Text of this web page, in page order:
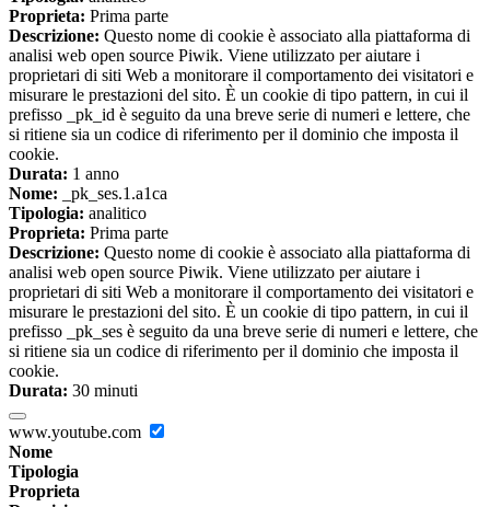
Proprieta: Prima parte
Descrizione: Questo nome di cookie è associato alla piattaforma di
analisi web open source Piwik. Viene utilizzato per aiutare i
proprietari di siti Web a monitorare il comportamento dei visitatori e
misurare le prestazioni del sito. È un cookie di tipo pattern, in cui il
prefisso _pk_id è seguito da una breve serie di numeri e lettere, che
si ritiene sia un codice di riferimento per il dominio che imposta il
cookie.
Durata: 1 anno
Nome: _pk_ses.1.a1ca
Tipologia: analitico
Proprieta: Prima parte
Descrizione: Questo nome di cookie è associato alla piattaforma di
analisi web open source Piwik. Viene utilizzato per aiutare i
proprietari di siti Web a monitorare il comportamento dei visitatori e
misurare le prestazioni del sito. È un cookie di tipo pattern, in cui il
prefisso _pk_ses è seguito da una breve serie di numeri e lettere, che
si ritiene sia un codice di riferimento per il dominio che imposta il
cookie.
Durata: 30 minuti
www.youtube.com
Nome
Tipologia
Proprieta